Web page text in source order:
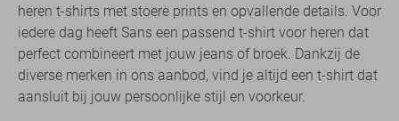
heren t-shirts met stoere prints en opvallende details. Voor
iedere dag heeft Sans een passend t-shirt voor heren dat
perfect combineert met jouw jeans of broek. Dankzij de
diverse merken in ons aanbod, vind je altijd een t-shirt dat
aansluit bij jouw persoonlijke stijl en voorkeur.